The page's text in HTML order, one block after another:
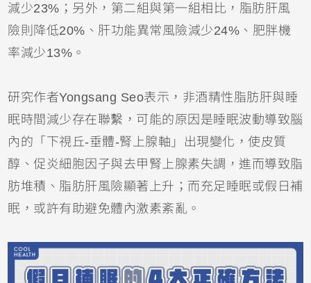
減少23%；另外，第二組與第一組相比，脂肪肝風
險則降低20%、肝功能異常風險減少24%、肥胖機
率減少13%。
研究作者Yongsang Seo表示，非酒精性脂肪肝與睡
眠時間減少存在聯繫，可能的原因是睡眠波動導致腦
內的「下視丘-垂體-腎上腺軸」出現變化，使皮質
醇、促炎細胞因子與去甲腎上腺素失調，進而導致脂
肪堆積、脂肪肝風險顯著上升；而充足睡眠或假日補
眠，或許有助避免體內激素紊亂。